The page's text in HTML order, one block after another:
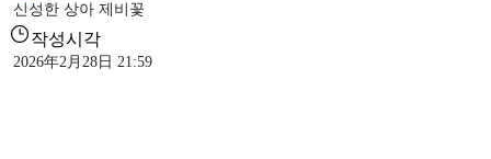
신성한 상아 제비꽃
작성시각
2026年2月28日 21:59